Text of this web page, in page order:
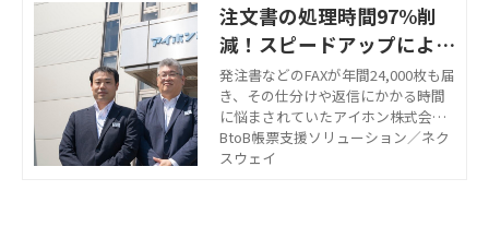
注文書の処理時間97%削
減！スピードアップによる
サービス品質の向上につな
がったFAX電子化
発注書などのFAXが年間24,000枚も届
き、その仕分けや返信にかかる時間
に悩まされていたアイホン株式会社
樣。「FNX e-受信FAXサービス」を導
入し、FAXの注文書への対応スピード
BtoB帳票支援ソリューション／ネク
スウェイ